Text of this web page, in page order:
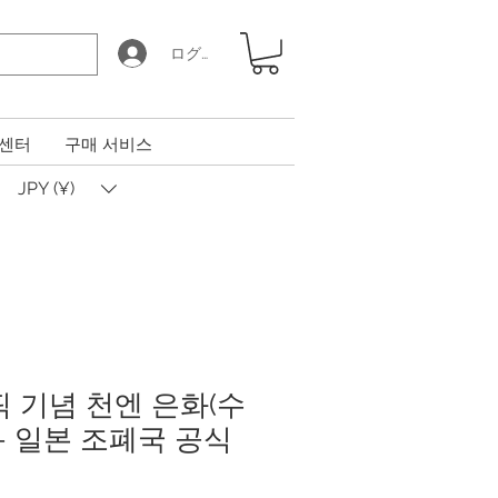
ログイン
터 구매 서비스
JPY (¥)
기념 천엔 은화(수
일본 조폐국 공식